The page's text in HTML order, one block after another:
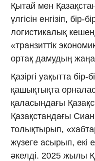
Қытай мен
үлгісін енгізіп,
логистикалық
«транзиттік
ортақ дамудың
Қазіргі уақытта
қашықтықта
қаласындағы
Қазақстандағы
толықтырып,
жүзеге асырып, екі
әкелді. 2025 жылы